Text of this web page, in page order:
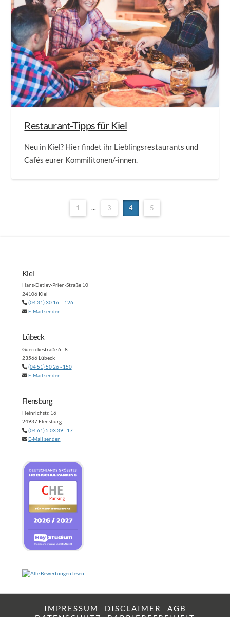
Restaurant-Tipps für Kiel
Neu in Kiel? Hier findet ihr Lieblingsrestaurants und
Cafés eurer Kommilitonen/-innen.
1 ... 3 4 5
Kiel
Hans-Detlev-Prien-Straße 10
24106 Kiel
(04 31) 30 16 – 126
E-Mail senden
Lübeck
Guerickestraße 6 - 8
23566 Lübeck
(04 51) 50 26 - 150
E-Mail senden
Flensburg
Heinrichstr. 16
24937 Flensburg
(04 61) 5 03 39 - 17
E-Mail senden
IMPRESSUM DISCLAIMER
AGB